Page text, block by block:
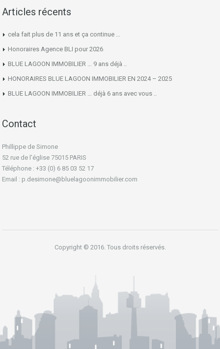
Articles récents
cela fait plus de 11 ans et ça continue …
Honoraires Agence BLI pour 2026
BLUE LAGOON IMMOBILIER … 9 ans déjà ..
HONORAIRES BLUE LAGOON IMMOBILIER EN 2024 – 2025
BLUE LAGOON IMMOBILIER … déjà 6 ans avec vous ..
Contact
Phillippe de Simone
52 rue de l’église 75015 PARIS
Téléphone : +33 (0) 6 85 03 52 17
Email : p.desimone@bluelagoonimmobilier.com
Copyright © 2016. Tous droits réservés.